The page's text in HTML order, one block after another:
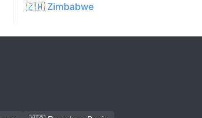
🇿🇼 Zimbabwe